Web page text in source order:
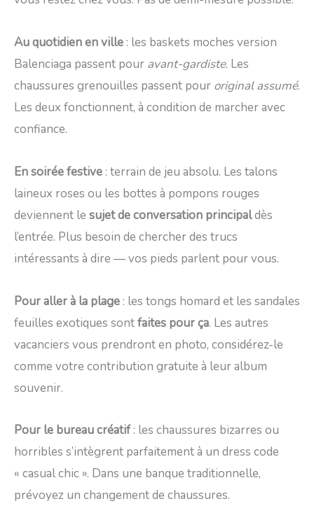
Au quotidien en ville : les baskets moches version
Balenciaga passent pour avant-gardiste. Les
chaussures grenouilles passent pour original assumé.
Les deux fonctionnent, à condition de marcher avec
confiance.
En soirée festive : terrain de jeu absolu. Les talons
laineux roses ou les bottes à pompons rouges
deviennent le sujet de conversation principaldès
l’entrée. Plus besoin de chercher des trucs
intéressants à dire — vos pieds parlent pour vous.
Pour aller à la plage : les tongs homard et les sandales
feuilles exotiques sontfaites pour ça. Les autres
vacanciers vous prendront en photo, considérez-le
comme votre contribution gratuite à leur album
souvenir.
Pour le bureau créatif: les chaussures bizarres ou
horribles s’intègrent parfaitement à un dress code
« casual chic ». Dans une banque traditionnelle,
prévoyez un changement de chaussures.